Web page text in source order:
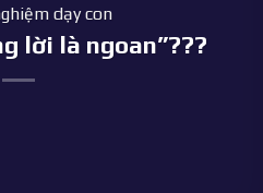
dạy con
lời là ngoan”???